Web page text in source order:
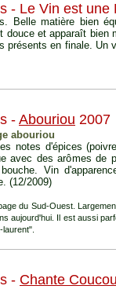
- Le Vin est une
Belle matière bien
douce et apparaît bien
présents en finale. Un
- Abouriou 2007
abouriou
notes d'épices
avec des arômes de
Vin
(12/2009)
du Sud-Ouest.
aujourd'hui. Il est aussi
- Chante Coucou